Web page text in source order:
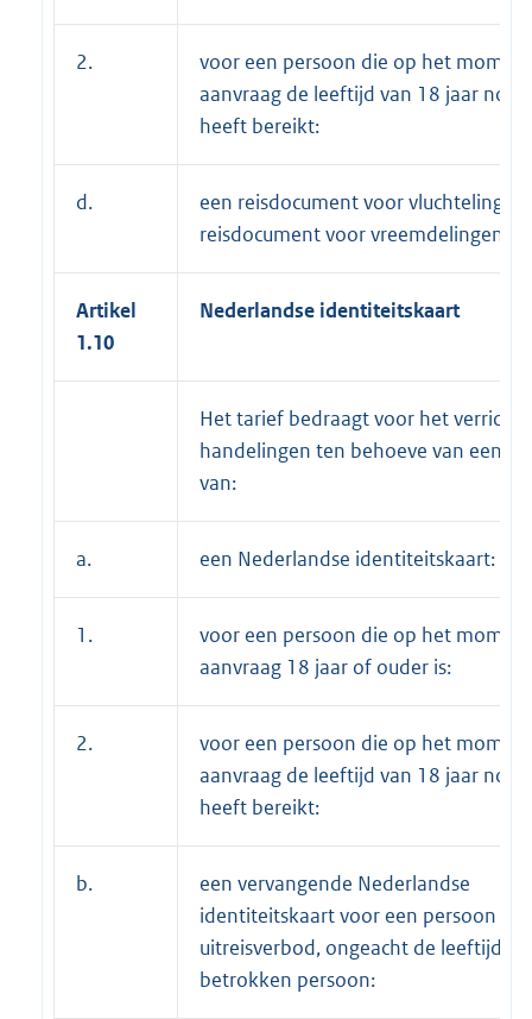
2.
voor een persoon die op het
aanvraag de leeftijd van 18 jaar nog
heeft bereikt:
d.
een reisdocument voor
reisdocument voor vreemdelingen:
Artikel
1.10
Nederlandse identiteitskaart
Het tarief bedraagt voor het
handelingen ten behoeve van een
van:
a. een Nederlandse identiteitskaart:
1.
voor een persoon die op het
aanvraag 18 jaar of ouder is:
2.
voor een persoon die op het
aanvraag de leeftijd van 18 jaar nog
heeft bereikt:
b.
een vervangende Nederlandse
identiteitskaart voor een persoon
uitreisverbod, ongeacht de leeftijd
betrokken persoon: